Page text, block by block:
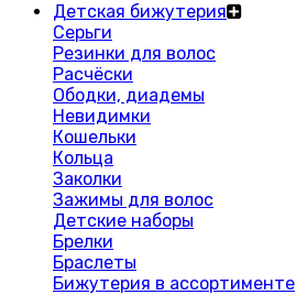
Детская бижутерия
Серьги
Резинки для волос
Расчёски
Ободки, диадемы
Невидимки
Кошельки
Кольца
Заколки
Зажимы для волос
Детские наборы
Брелки
Браслеты
Бижутерия в ассортименте